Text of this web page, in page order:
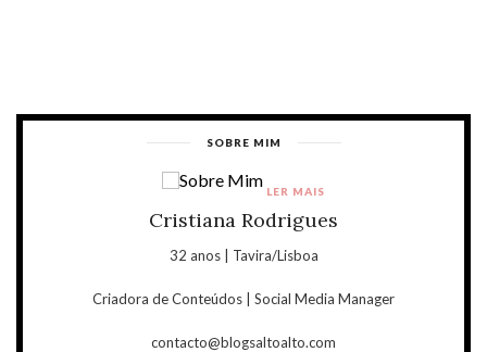
SOBRE MIM
Cristiana Rodrigues
32 anos | Tavira/Lisboa
Criadora de Conteúdos | Social Media Manager
contacto@blogsaltoalto.com
LER MAIS